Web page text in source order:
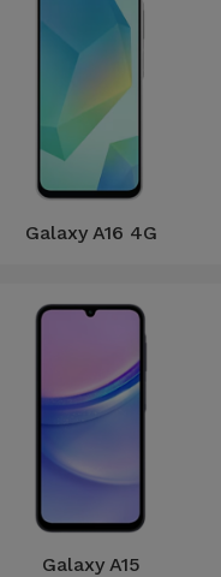
Galaxy A16 4G
Galaxy A15